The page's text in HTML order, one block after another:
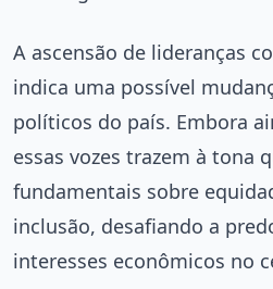
A ascensão de lideranças
indica uma possível
políticos do país. Embora
essas vozes trazem à tona
fundamentais sobre
inclusão, desafiando a
interesses econômicos no